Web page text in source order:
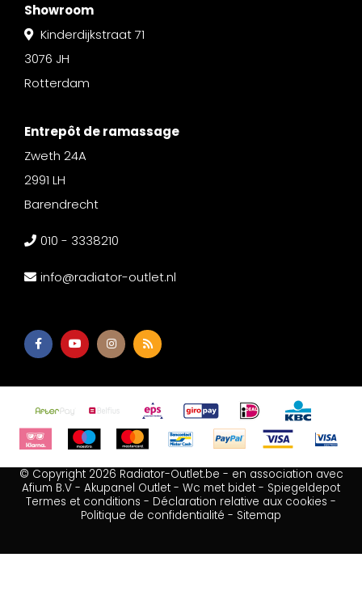
Showroom
Kinderdijkstraat 71
3076 JH
Rotterdam
Entrepôt de ramassage
Zweth 24A
2991 LH
Barendrecht
010 - 3338210
info@radiator-outlet.nl
© Copyright 2026 Radiator-Outlet.be - en association avec
Afium B.V - Akupanel Outlet - Wc met bidet - Spiegeldepot
Termes et conditions - Déclaration relative aux cookies -
Politique de confidentialité - Sitemap